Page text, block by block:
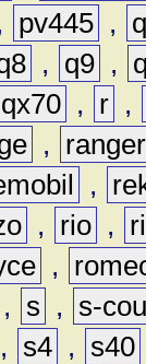
pv445 ,
, q9 ,
qx70 , r ,
,
ranger
,
, rio ,
,
, s ,
s-
, s4 , s40